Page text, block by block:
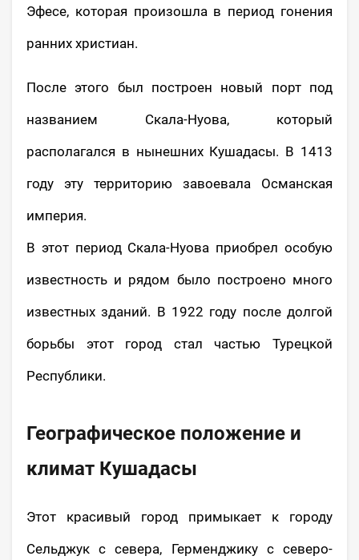
Эфесе, которая произошла в период гонения
ранних христиан.
После этого был построен новый порт под
названием Скала-Нуова, который
располагался в нынешних Кушадасы. В 1413
году эту территорию завоевала Османская
империя.
В этот период Скала-Нуова приобрел особую
известность и рядом было построено много
известных зданий. В 1922 году после долгой
борьбы этот город стал частью Турецкой
Республики.
Географическое положение и
климат Кушадасы
Этот красивый город примыкает к городу
Сельджук с севера, Герменджику с северо-